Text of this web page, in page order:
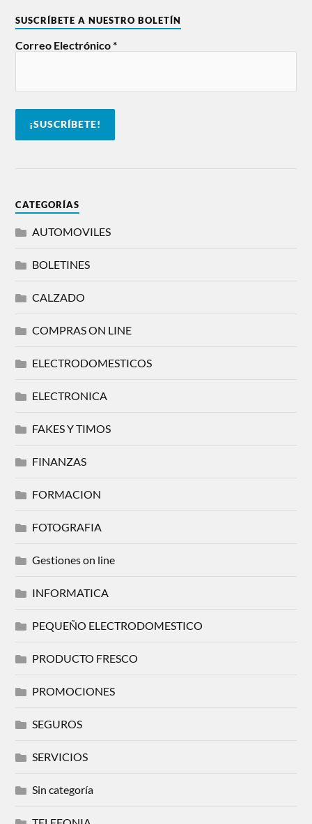
SUSCRÍBETE A NUESTRO BOLETÍN
Correo Electrónico*
CATEGORÍAS
AUTOMOVILES
BOLETINES
CALZADO
COMPRAS ON LINE
ELECTRODOMESTICOS
ELECTRONICA
FAKES Y TIMOS
FINANZAS
FORMACION
FOTOGRAFIA
Gestiones on line
INFORMATICA
PEQUEÑO ELECTRODOMESTICO
PRODUCTO FRESCO
PROMOCIONES
SEGUROS
SERVICIOS
Sin categoría